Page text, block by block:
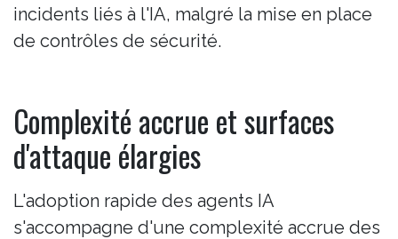
incidents liés à l'IA, malgré la mise en place
de contrôles de sécurité.
Complexité accrue et surfaces
d'attaque élargies
L'adoption rapide des agents IA
s'accompagne d'une complexité accrue des